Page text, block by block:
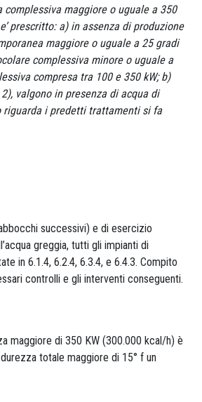
maggiore o uguale a 350
prescritto: a) in assenza di produzione
maggiore o uguale a 25 gradi
complessiva minore o uguale a
compresa tra 100 e 350 kW; b)
valgono in presenza di acqua di
riguarda i predetti trattamenti si fa
successivi) e di esercizio
greggia, tutti gli impianti di
in 6.1.4, 6.2.4, 6.3.4, e 6.4.3. Compito
controlli e gli interventi conseguenti.
maggiore di 350 KW (300.000 kcal/h) è
totale maggiore di 15° f un